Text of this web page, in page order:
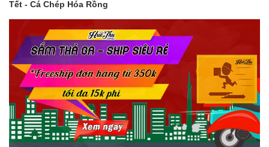
Tết - Cá Chép Hóa Rồng